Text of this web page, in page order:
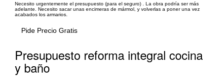
Necesito urgentemente el presupuesto (para el seguro) . La obra podría ser más
adelante. Necesito sacar unas encimeras de mármol, y volverlas a poner una vez
acabados los armarios.
Pide Precio Gratis
Presupuesto reforma integral cocina
y baño